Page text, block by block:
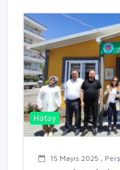
Hatay
15 Mayıs 2025 ,